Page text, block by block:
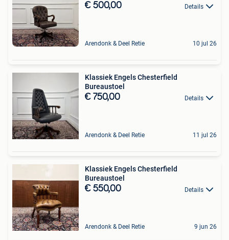
€ 500,00 Details
Arendonk & Deel Retie 10 jul 26
Klassiek Engels Chesterfield
Bureaustoel
€ 750,00 Details
Arendonk & Deel Retie 11 jul 26
Klassiek Engels Chesterfield
Bureaustoel
€ 550,00 Details
Arendonk & Deel Retie 9 jun 26